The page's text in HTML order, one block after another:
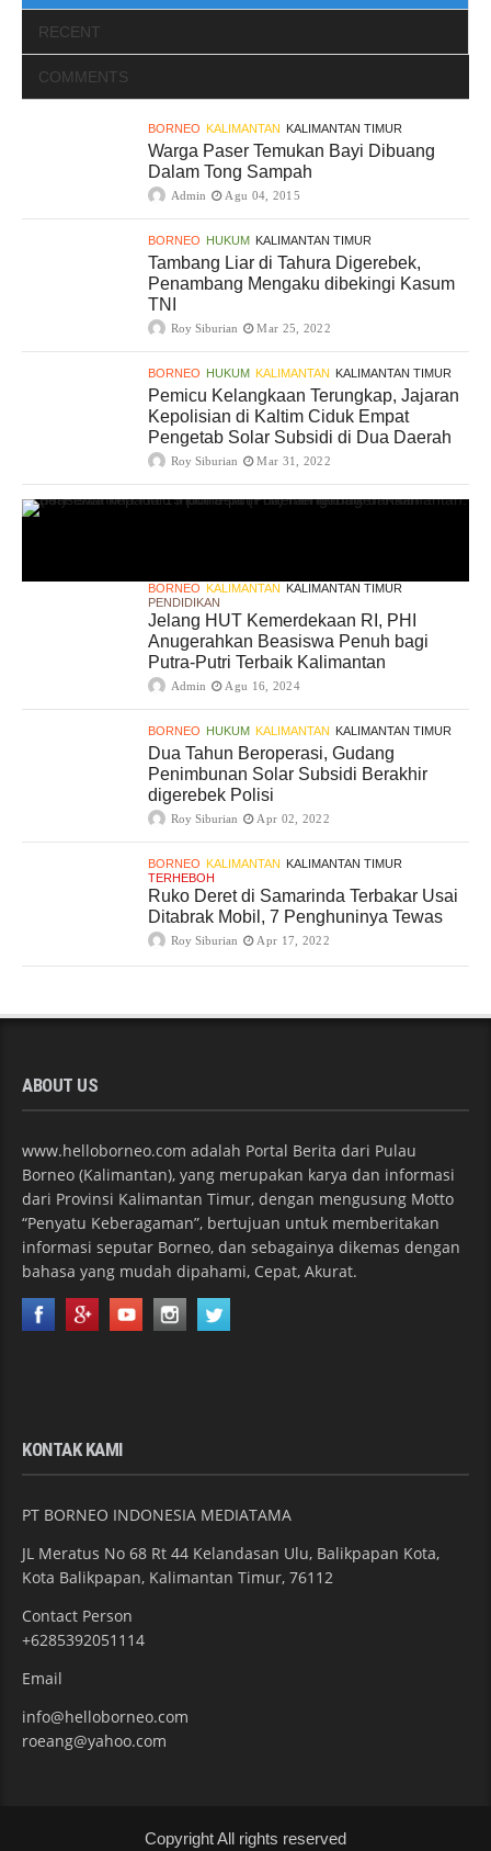
RECENT
COMMENTS
BORNEO KALIMANTAN KALIMANTAN TIMUR
Warga Paser Temukan Bayi Dibuang
Dalam Tong Sampah
Admin Agu 04, 2015
BORNEO HUKUM KALIMANTAN TIMUR
Tambang Liar di Tahura Digerebek,
Penambang Mengaku dibekingi Kasum
TNI
Roy Siburian Mar 25, 2022
BORNEO HUKUM KALIMANTAN KALIMANTAN TIMUR
Pemicu Kelangkaan Terungkap, Jajaran
Kepolisian di Kaltim Ciduk Empat
Pengetab Solar Subsidi di Dua Daerah
Roy Siburian Mar 31, 2022
BORNEO KALIMANTAN KALIMANTAN TIMUR
PENDIDIKAN
Jelang HUT Kemerdekaan RI, PHI
Anugerahkan Beasiswa Penuh bagi
Putra-Putri Terbaik Kalimantan
Admin Agu 16, 2024
BORNEO HUKUM KALIMANTAN KALIMANTAN TIMUR
Dua Tahun Beroperasi, Gudang
Penimbunan Solar Subsidi Berakhir
digerebek Polisi
Roy Siburian Apr 02, 2022
BORNEO KALIMANTAN KALIMANTAN TIMUR
TERHEBOH
Ruko Deret di Samarinda Terbakar Usai
Ditabrak Mobil, 7 Penghuninya Tewas
Roy Siburian Apr 17, 2022
ABOUT US
www.helloborneo.com adalah Portal Berita dari Pulau
Borneo (Kalimantan), yang merupakan karya dan informasi
dari Provinsi Kalimantan Timur, dengan mengusung Motto
“Penyatu Keberagaman”, bertujuan untuk memberitakan
informasi seputar Borneo, dan sebagainya dikemas dengan
bahasa yang mudah dipahami, Cepat, Akurat.
KONTAK KAMI
PT BORNEO INDONESIA MEDIATAMA
JL Meratus No 68 Rt 44 Kelandasan Ulu, Balikpapan Kota,
Kota Balikpapan, Kalimantan Timur, 76112
Contact Person
+6285392051114
Email
info@helloborneo.com
roeang@yahoo.com
Copyright All rights reserved